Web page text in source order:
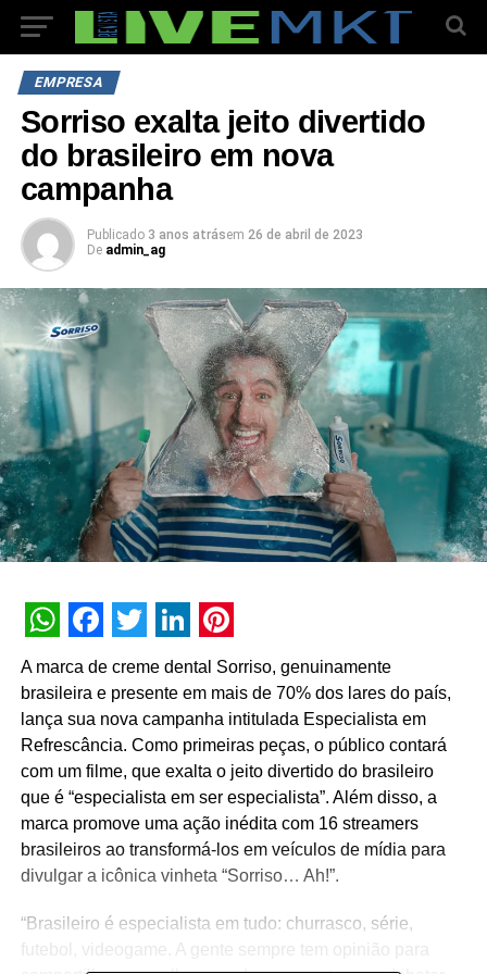
EMPRESA
Sorriso exalta jeito divertido
do brasileiro em nova
campanha
Publicado 3 anos atrásem 26 de abril de 2023
De admin_ag
WhatsApp
Facebook
Twitter
LinkedIn
Pinterest
A marca de creme dental Sorriso, genuinamente
brasileira e presente em mais de 70% dos lares do país,
lança sua nova campanha intitulada Especialista em
Refrescância. Como primeiras peças, o público contará
com um filme, que exalta o jeito divertido do brasileiro
que é “especialista em ser especialista”. Além disso, a
marca promove uma ação inédita com 16 streamers
brasileiros ao transformá-los em veículos de mídia para
divulgar a icônica vinheta “Sorriso… Ah!”.
“Brasileiro é especialista em tudo: churrasco, série,
futebol, videogame. A gente sempre tem opinião para